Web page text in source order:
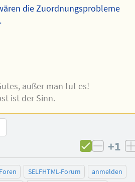
die Zuordnungsprobleme
außer man tut es!
ist der Sinn.
+1
SELFHTML-Forum
anmelden